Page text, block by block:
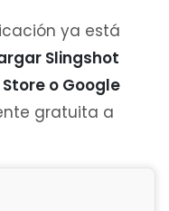
ya está
Slingshot
o Google
gratuita a